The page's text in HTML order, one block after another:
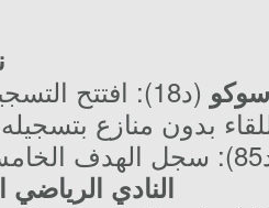
(د18): افتتح التسجيل لبارادو.
النادي